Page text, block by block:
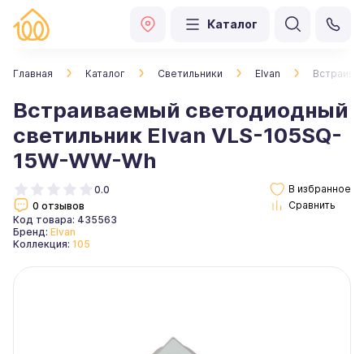
Каталог
Главная Каталог Светильники Elvan
Встраиваемый светодиодный
светильник Elvan VLS-105SQ-
15W-WW-Wh
0.0
0 отзывов
Код товара: 435563
Бренд: Elvan
Коллекция: 105